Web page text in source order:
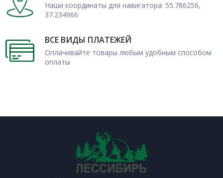
Наши координаты для навигатора: 55.786256,
37.234966
ВСЕ ВИДЫ ПЛАТЕЖЕЙ
Оплачивайте товары любым удобным способом
оплаты